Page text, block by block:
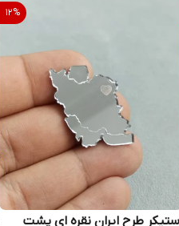
12%
استیکر طرح ایران نقره ای پشت